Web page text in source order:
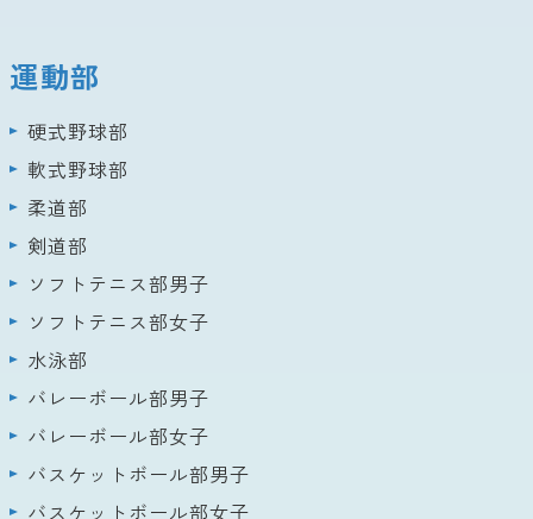
運動部
硬式野球部
軟式野球部
柔道部
剣道部
ソフトテニス部男子
ソフトテニス部女子
水泳部
バレーボール部男子
バレーボール部女子
バスケットボール部男子
バスケットボール部女子